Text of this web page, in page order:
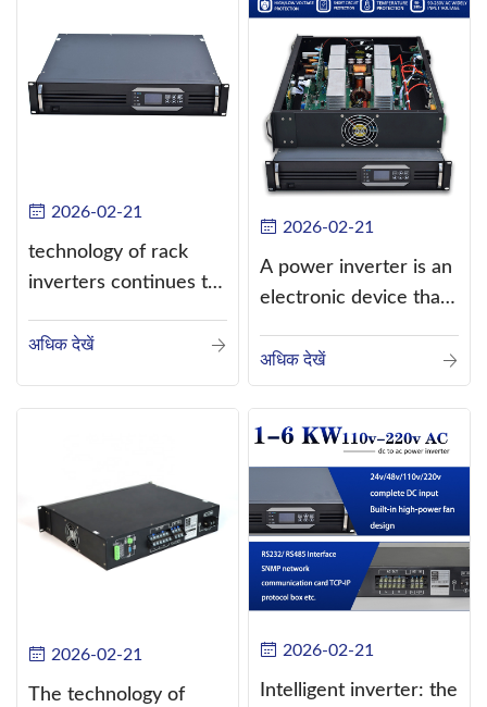
2026-02-21
technology of rack
inverters continues to
अधिक देखें
2026-02-21
A power inverter is an
electronic device that
current (DC) into
alternating current
अधिक देखें
2026-02-21
The technology of
2026-02-21
Intelligent inverter: the